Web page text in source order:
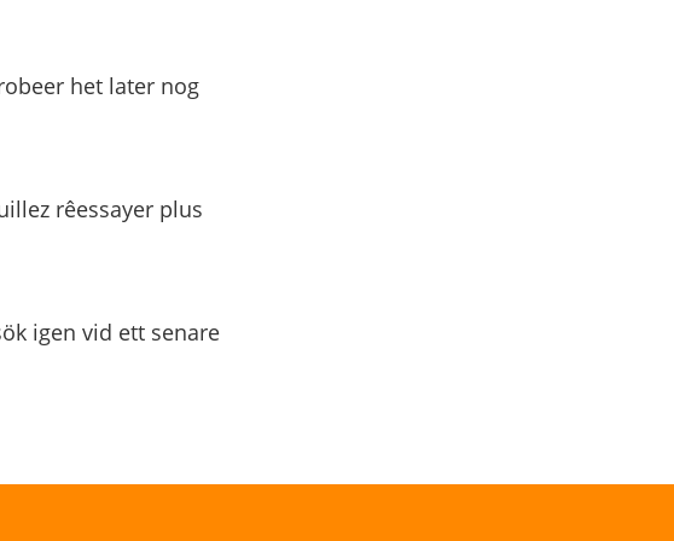
het later nog
rêessayer plus
igen vid ett senare